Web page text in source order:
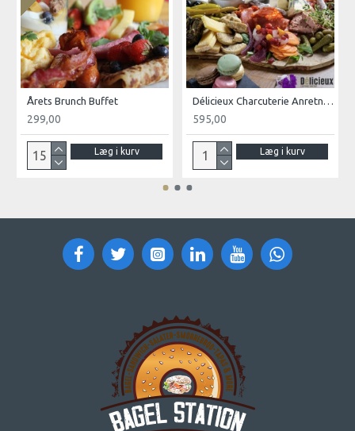
Årets Brunch Buffet
299,00
Læg i kurv
Délicieux Charcuterie Anretning (4 pers.)
595,00
Læg i kurv